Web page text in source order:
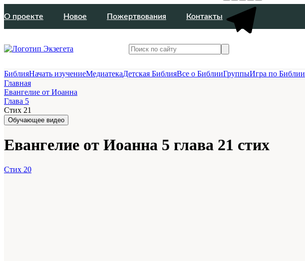
О проекте Новое Пожертвования Контакты
БиблияНачать изучениеМедиатекаДетская БиблияВсе о БиблииГруппыИгра по Библии
Главная
Евангелие от Иоанна
Глава 5
Стих 21
Обучающее видео
Евангелие от Иоанна 5 глава 21 стих
Стих 20